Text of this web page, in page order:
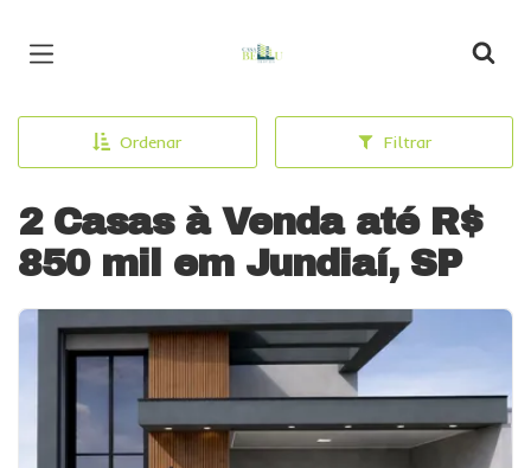
Ordenar Filtrar
2 Casas à Venda até R$
850 mil em Jundiaí, SP